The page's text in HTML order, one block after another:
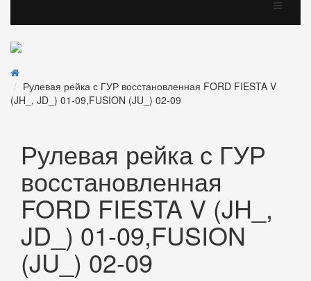
Рулевая рейка с ГУР восстановленная FORD FIESTA V
(JH_, JD_) 01-09,FUSION (JU_) 02-09
Рулевая рейка с ГУР
восстановленная
FORD FIESTA V (JH_,
JD_) 01-09,FUSION
(JU_) 02-09